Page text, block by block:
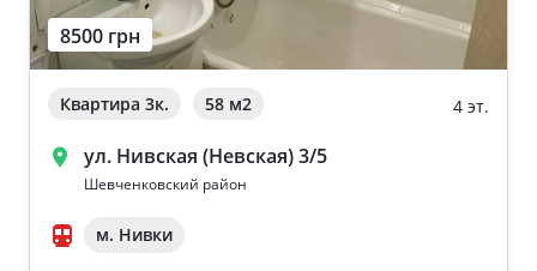
8500 грн
Квартира 3к. 58 м2 4 эт.
ул. Нивская (Невская) 3/5
Шевченковский район
м. Нивки